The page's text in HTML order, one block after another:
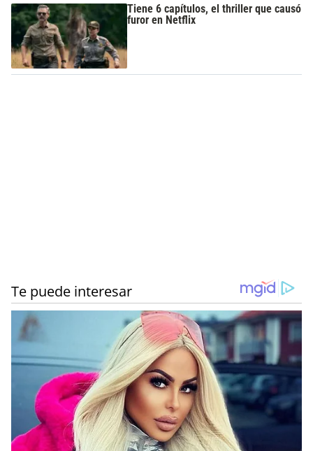
Tiene 6 capítulos, el thriller que causó
furor en Netflix